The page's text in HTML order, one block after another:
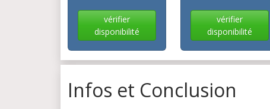
vérifier
disponibilité
vérifier
disponibilité
Infos et Conclusion